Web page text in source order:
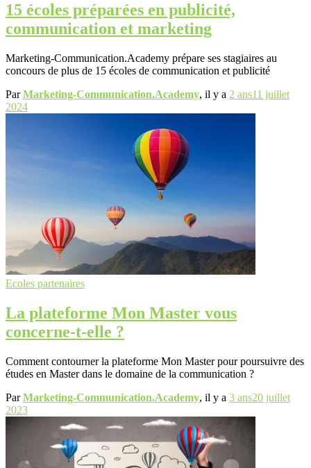
15 écoles préparées en publicité,
communication et marketing
Marketing-Communication.Academy prépare ses stagiaires au
concours de plus de 15 écoles de communication et publicité
ParMarketing-Communication.Academy, il y a 2 ans11 juillet
2024
Ecoles partenaires
La plateforme Mon Master vous
concerne-t-elle ?
Comment contourner la plateforme Mon Master pour poursuivre des
études en Master dans le domaine de la communication ?
ParMarketing-Communication.Academy, il y a 3 ans20 juillet
2023